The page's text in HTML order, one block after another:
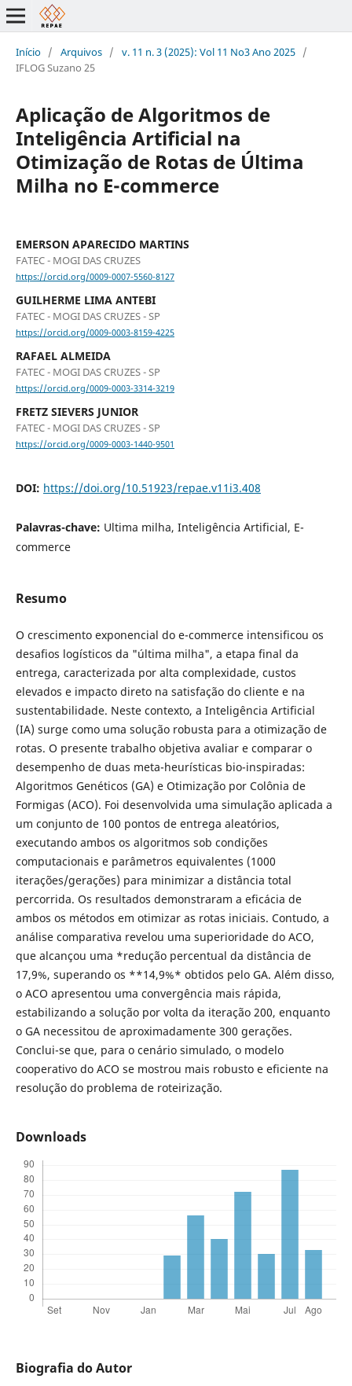
Início / Arquivos / v. 11 n. 3 (2025): Vol 11 No3 Ano 2025 /
IFLOG Suzano 25
Aplicação de Algoritmos de
Inteligência Artificial na
Otimização de Rotas de Última
Milha no E-commerce
EMERSON APARECIDO MARTINS
FATEC - MOGI DAS CRUZES
https://orcid.org/0009-0007-5560-8127
GUILHERME LIMA ANTEBI
FATEC - MOGI DAS CRUZES - SP
https://orcid.org/0009-0003-8159-4225
RAFAEL ALMEIDA
FATEC - MOGI DAS CRUZES - SP
https://orcid.org/0009-0003-3314-3219
FRETZ SIEVERS JUNIOR
FATEC - MOGI DAS CRUZES - SP
https://orcid.org/0009-0003-1440-9501
DOI: https://doi.org/10.51923/repae.v11i3.408
Palavras-chave: Ultima milha, Inteligência Artificial, E-
commerce
Resumo
O crescimento exponencial do e-commerce intensificou os
desafios logísticos da "última milha", a etapa final da
entrega, caracterizada por alta complexidade, custos
elevados e impacto direto na satisfação do cliente e na
sustentabilidade. Neste contexto, a Inteligência Artificial
(IA) surge como uma solução robusta para a otimização de
rotas. O presente trabalho objetiva avaliar e comparar o
desempenho de duas meta-heurísticas bio-inspiradas:
Algoritmos Genéticos (GA) e Otimização por Colônia de
Formigas (ACO). Foi desenvolvida uma simulação aplicada a
um conjunto de 100 pontos de entrega aleatórios,
executando ambos os algoritmos sob condições
computacionais e parâmetros equivalentes (1000
iterações/gerações) para minimizar a distância total
percorrida. Os resultados demonstraram a eficácia de
ambos os métodos em otimizar as rotas iniciais. Contudo, a
análise comparativa revelou uma superioridade do ACO,
que alcançou uma *redução percentual da distância de
17,9%, superando os **14,9%* obtidos pelo GA. Além disso,
o ACO apresentou uma convergência mais rápida,
estabilizando a solução por volta da iteração 200, enquanto
o GA necessitou de aproximadamente 300 gerações.
Conclui-se que, para o cenário simulado, o modelo
cooperativo do ACO se mostrou mais robusto e eficiente na
resolução do problema de roteirização.
Downloads
Biografia do Autor